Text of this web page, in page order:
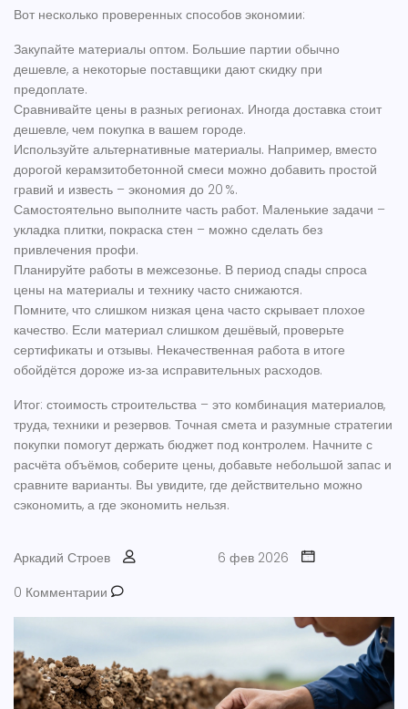
Вот несколько проверенных способов экономии:
Закупайте материалы оптом. Большие партии обычно
дешевле, а некоторые поставщики дают скидку при
предоплате.
Сравнивайте цены в разных регионах. Иногда доставка стоит
дешевле, чем покупка в вашем городе.
Используйте альтернативные материалы. Например, вместо
дорогой керамзитобетонной смеси можно добавить простой
гравий и известь – экономия до 20 %.
Самостоятельно выполните часть работ. Маленькие задачи –
укладка плитки, покраска стен – можно сделать без
привлечения профи.
Планируйте работы в межсезонье. В период спады спроса
цены на материалы и технику часто снижаются.
Помните, что слишком низкая цена часто скрывает плохое
качество. Если материал слишком дешёвый, проверьте
сертификаты и отзывы. Некачественная работа в итоге
обойдётся дороже из‑за исправительных расходов.
Итог: стоимость строительства – это комбинация материалов,
труда, техники и резервов. Точная смета и разумные стратегии
покупки помогут держать бюджет под контролем. Начните с
расчёта объёмов, соберите цены, добавьте небольшой запас и
сравните варианты. Вы увидите, где действительно можно
сэкономить, а где экономить нельзя.
Аркадий Строев
6 фев 2026
0 Комментарии